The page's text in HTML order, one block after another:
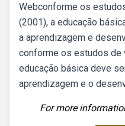
Webconforme os
(2001), a educação
a aprendizagem e
conforme os estudos de
educação básica deve
aprendizagem e o
For more